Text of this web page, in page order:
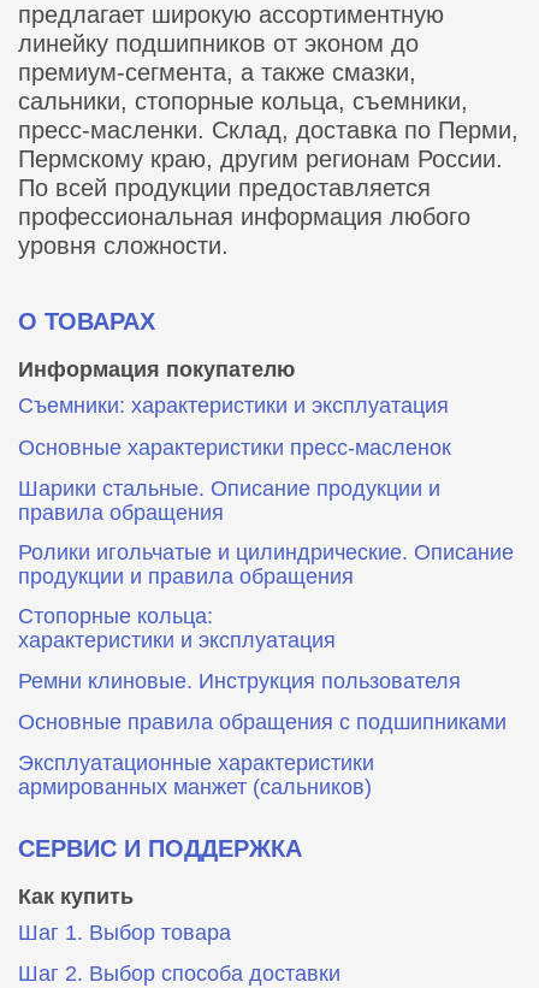
предлагает широкую ассортиментную
линейку подшипников от эконом до
премиум-сегмента, а также смазки,
сальники, стопорные кольца, съемники,
пресс-масленки. Склад, доставка по Перми,
Пермскому краю, другим регионам России.
По всей продукции предоставляется
профессиональная информация любого
уровня сложности.
О ТОВАРАХ
Информация покупателю
Съемники: характеристики и эксплуатация
Основные характеристики пресс‑масленок
Шарики стальные. Описание продукции и
правила обращения
Ролики игольчатые и цилиндрические. Описание
продукции и правила обращения
Стопорные кольца:
характеристики и эксплуатация
Ремни клиновые. Инструкция пользователя
Основные правила обращения с подшипниками
Эксплуатационные характеристики
армированных манжет (сальников)
СЕРВИС И ПОДДЕРЖКА
Как купить
Шаг 1. Выбор товара
Шаг 2. Выбор способа доставки